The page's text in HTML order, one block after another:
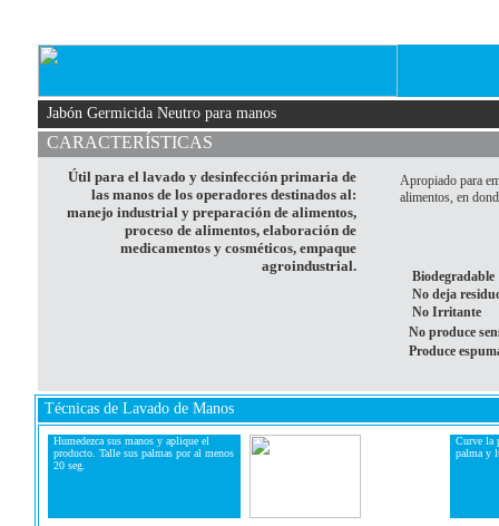
Jabón Germicida Neutro para manos
CARACTERÍSTICAS
Útil para el lavado y desinfección primaria de
las manos de los operadores destinados al:
manejo industrial y preparación de alimentos,
proceso de alimentos, elaboración de
medicamentos y cosméticos, empaque
agroindustrial.
Apropiado para
alimentos, en
Biodegradable
No deja
No Irritante
No produce
Produce
Técnicas de Lavado de Manos
Humedezca sus manos y aplique el
producto. Talle sus palmas por al menos
20 seg.
Curve la
palma y